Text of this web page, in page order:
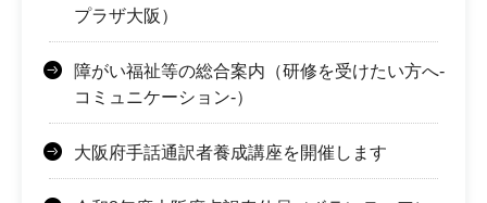
プラザ大阪）
障がい福祉等の総合案内（研修を受けたい方へ-
コミュニケーション-）
大阪府手話通訳者養成講座を開催します